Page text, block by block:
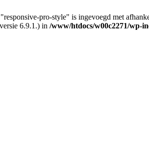
pro-style" is ingevoegd met
6.9.1.) in /www/htdocs/w00c2271/wp-